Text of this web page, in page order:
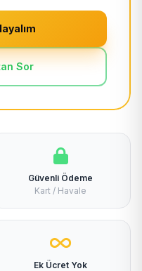
Sor
Güvenli Ödeme
Kart / Havale
Ek Ücret Yok